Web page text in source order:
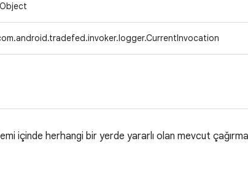
içinde herhangi bir yerde yararlı olan mevcut